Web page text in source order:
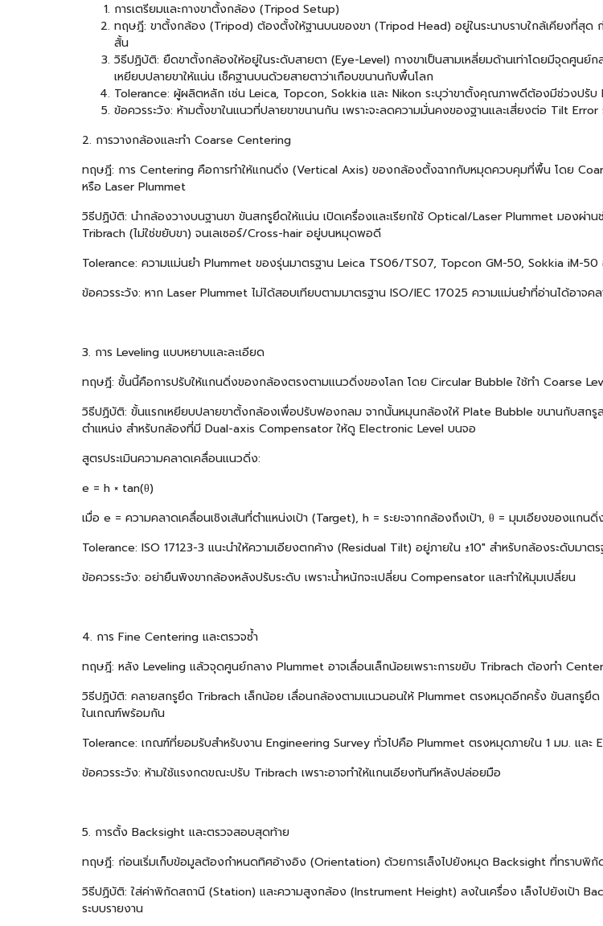
การเตรียมและกางขาตั้งกล้อง (Tripod Setup)
ทฤษฎี: ขาตั้งกล้อง (Tripod) ต้องตั้งให้ฐานบนของขา (Tripod Head) อยู่ในระนาบราบใกล้เคียงที่สุ
สั้น
วิธีปฏิบัติ: ยืดขาตั้งกล้องให้อยู่ในระดับสายตา (Eye-Level) กางขาเป็นสามเหลี่ยมด้านเท่าโดยมีจุดศู
เหยียบปลายขาให้แน่น เช็คฐานบนด้วยสายตาว่าเกือบขนานกับพื้นโลก
Tolerance: ผู้ผลิตหลัก เช่น Leica, Topcon, Sokkia และ Nikon ระบุว่าขาตั้งคุณภาพดีต้องมีช่วงปรั
ข้อควรระวัง: ห้ามตั้งขาในแนวที่ปลายขาขนานกัน เพราะจะลดความมั่นคงของฐานและเสี่ยงต่อ Tilt Error
2. การวางกล้องและทำ Coarse Centering
ทฤษฎี: การ Centering คือการทำให้แกนดิ่ง (Vertical Axis) ของกล้องตั้งฉากกับหมุดควบคุมที่พื้น โดย
หรือ Laser Plummet
วิธีปฏิบัติ: นำกล้องวางบนฐานขา ขันสกรูยึดให้แน่น เปิดเครื่องและเรียกใช้ Optical/Laser Plummet มองผ่า
Tribrach (ไม่ใช่ขยับขา) จนเลเซอร์/Cross-hair อยู่บนหมุดพอดี
Tolerance: ความแม่นยำ Plummet ของรุ่นมาตรฐาน Leica TS06/TS07, Topcon GM-50, Sokkia iM-
ข้อควรระวัง: หาก Laser Plummet ไม่ได้สอบเทียบตามมาตรฐาน ISO/IEC 17025 ความแม่นยำที่อ่านได้อาจ
3. การ Leveling แบบหยาบและละเอียด
ทฤษฎี: ขั้นนี้คือการปรับให้แกนดิ่งของกล้องตรงตามแนวดิ่งของโลก โดย Circular Bubble ใช้ทำ Coarse
วิธีปฏิบัติ: ขั้นแรกเหยียบปลายขาตั้งกล้องเพื่อปรับฟองกลม จากนั้นหมุนกล้องให้ Plate Bubble ขนานกับส
ตำแหน่ง สำหรับกล้องที่มี Dual-axis Compensator ให้ดู Electronic Level บนจอ
สูตรประเมินความคลาดเคลื่อนแนวดิ่ง:
e = h × tan(θ)
เมื่อ e = ความคลาดเคลื่อนเชิงเส้นที่ตำแหน่งเป้า (Target), h = ระยะจากกล้องถึงเป้า, θ = มุมเอียงของแกนดิ่
Tolerance: ISO 17123-3 แนะนำให้ความเอียงตกค้าง (Residual Tilt) อยู่ภายใน ±10″ สำหรับกล้องระดับมาตร
ข้อควรระวัง: อย่ายืนพิงขากล้องหลังปรับระดับ เพราะน้ำหนักจะเปลี่ยน Compensator และทำให้มุมเปลี่ยน
4. การ Fine Centering และตรวจซ้ำ
ทฤษฎี: หลัง Leveling แล้วจุดศูนย์กลาง Plummet อาจเลื่อนเล็กน้อยเพราะการขยับ Tribrach ต้องทำ
วิธีปฏิบัติ: คลายสกรูยึด Tribrach เล็กน้อย เลื่อนกล้องตามแนวนอนให้ Plummet ตรงหมุดอีกครั้ง ขันสกรูยึ
ในเกณฑ์พร้อมกัน
Tolerance: เกณฑ์ที่ยอมรับสำหรับงาน Engineering Survey ทั่วไปคือ Plummet ตรงหมุดภายใน 1 มม. และ
ข้อควรระวัง: ห้ามใช้แรงกดขณะปรับ Tribrach เพราะอาจทำให้แกนเอียงทันทีหลังปล่อยมือ
5. การตั้ง Backsight และตรวจสอบสุดท้าย
ทฤษฎี: ก่อนเริ่มเก็บข้อมูลต้องกำหนดทิศอ้างอิง (Orientation) ด้วยการเล็งไปยังหมุด Backsight ที่ทราบพิ
วิธีปฏิบัติ: ใส่ค่าพิกัดสถานี (Station) และความสูงกล้อง (Instrument Height) ลงในเครื่อง เล็งไปยังเป้า
ระบบรายงาน